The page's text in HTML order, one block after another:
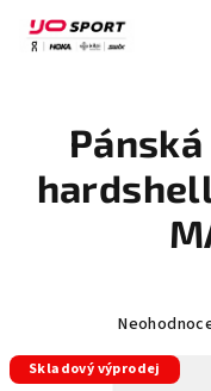
obsah
Průměrné
produktu
Skladový výprodej